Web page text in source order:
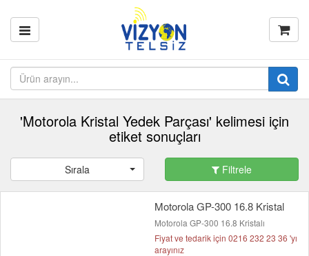
'Motorola Kristal Yedek Parçası' kelimesi için
etiket sonuçları
Sırala Filtrele
Motorola GP-300 16.8 Kristal
Motorola GP-300 16.8 Kristalı
Fiyat ve tedarik için 0216 232 23 36 'yı
arayınız